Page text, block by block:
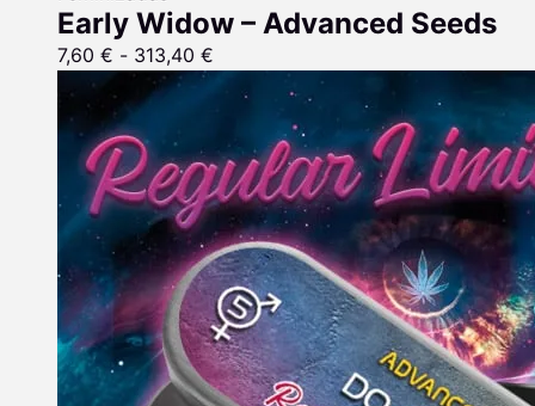
Early Widow – Advanced Seeds
7,60 € - 313,40 €